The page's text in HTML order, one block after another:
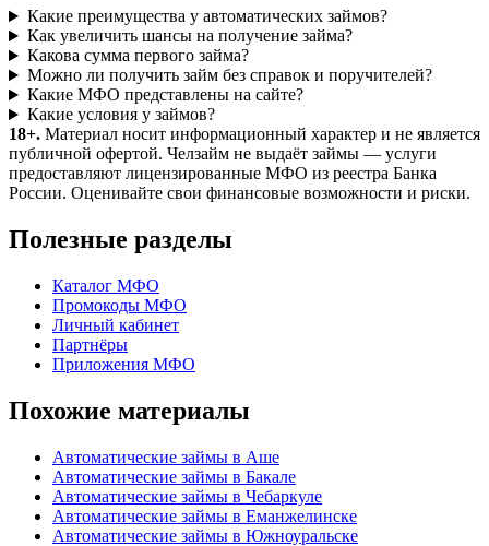
Какие преимущества у автоматических займов?
Как увеличить шансы на получение займа?
Какова сумма первого займа?
Можно ли получить займ без справок и поручителей?
Какие МФО представлены на сайте?
Какие условия у займов?
18+. Материал носит информационный характер и не является
публичной офертой. Челзайм не выдаёт займы — услуги
предоставляют лицензированные МФО из реестра Банка
России. Оценивайте свои финансовые возможности и риски.
Полезные разделы
Каталог МФО
Промокоды МФО
Личный кабинет
Партнёры
Приложения МФО
Похожие материалы
Автоматические займы в Аше
Автоматические займы в Бакале
Автоматические займы в Чебаркуле
Автоматические займы в Еманжелинске
Автоматические займы в Южноуральске